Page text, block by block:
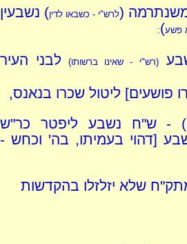
(לרש"י - כשבאו לדין) נשבעין
פשע)
:
(רש"י - שאינו ברשותו) לבני העיר
פושעים] ליטול שכרו בנאנס,
- ש"ח נשבע ליפטר כר"ש
[דהוי בעמיתו, בה' וכחש -
שלא יזלזלו בהקדשות